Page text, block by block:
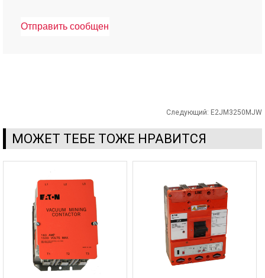
Следующий: E2JM3250MJW
МОЖЕТ ТЕБЕ ТОЖЕ НРАВИТСЯ